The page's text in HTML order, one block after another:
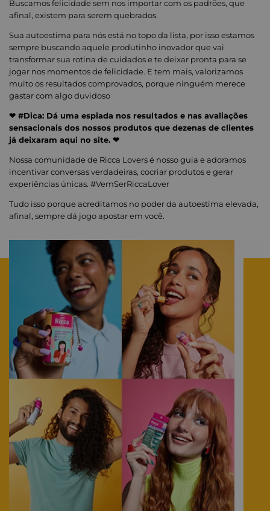
Buscamos felicidade sem nos importar com os padrões, que
afinal, existem para serem quebrados.
Sua autoestima para nós está no topo da lista, por isso estamos
sempre buscando aquele produtinho inovador que vai
transformar sua rotina de cuidados e te deixar pronta para se
jogar nos momentos de felicidade. E tem mais, valorizamos
muito os resultados comprovados, porque ninguém merece
gastar com algo duvidoso
❤ #Dica: Dá uma espiada nos resultados e nas avaliações
sensacionais dos nossos produtos que dezenas de clientes
já deixaram aqui no site. ❤
Nossa comunidade de Ricca Lovers é nosso guia e adoramos
incentivar conversas verdadeiras, cocriar produtos e gerar
experiências únicas. #VemSerRiccaLover
Tudo isso porque acreditamos no poder da autoestima elevada,
afinal, sempre dá jogo apostar em você.